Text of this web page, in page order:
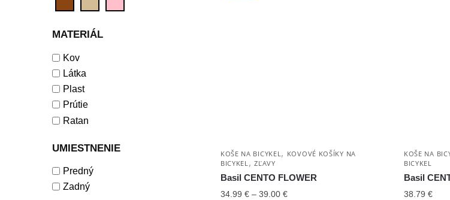
KOŠE NA BICYKEL, KOVOVÉ KOŠÍKY NA
BICYKEL,ZĽAVY
Basil CENTO FLOWER
34.99 €– 39.00 €
KOŠE NA
BICYKEL
Basil
38.79 €
MATERIÁL
Kov
Látka
Plast
Prútie
Ratan
UMIESTNENIE
Predný
Zadný